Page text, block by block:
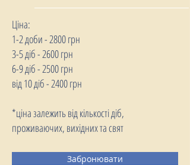
Ціна:
1-2 доби - 2800 грн
3-5 діб - 2600 грн
6-9 діб - 2500 грн
від 10 діб - 2400 грн
*ціна залежить від кількості діб,
проживаючих, вихідних та свят
Забронювати